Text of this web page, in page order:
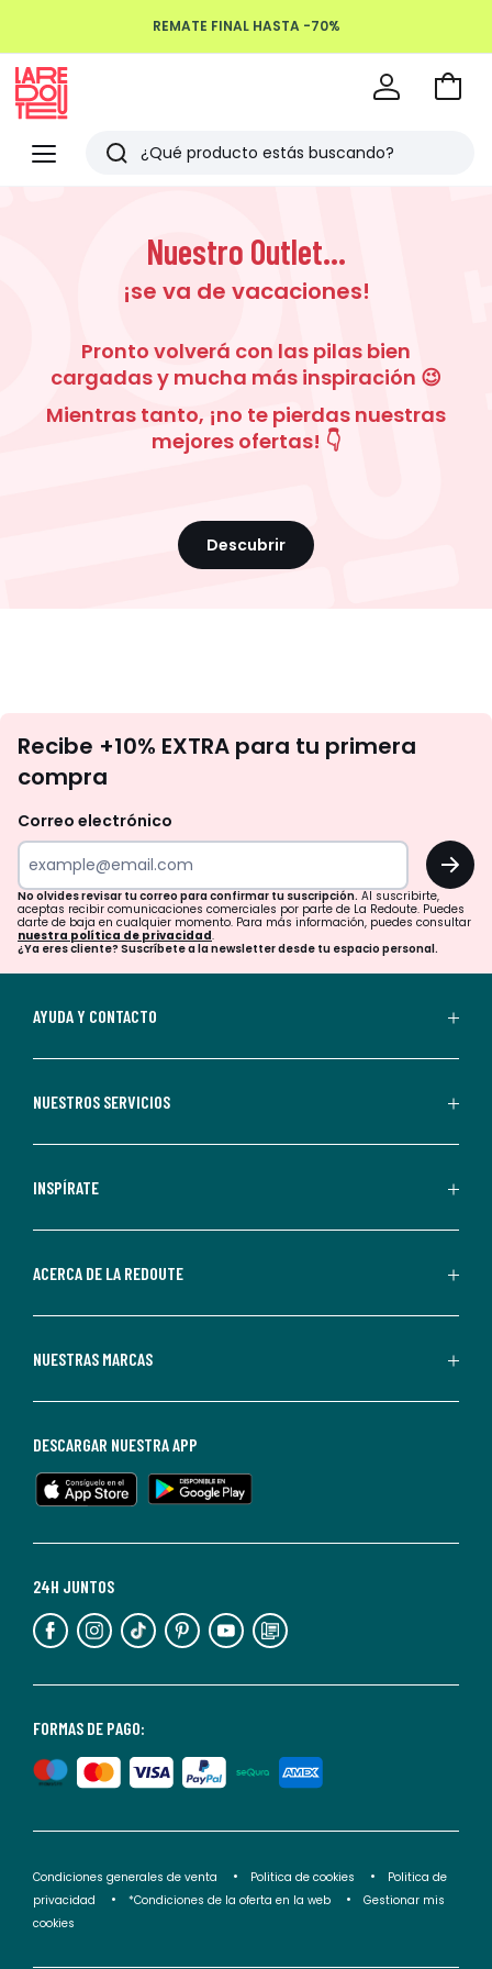
REMATE FINAL HASTA -70%
Menu
Redoute
Buscar
Últimos
vistos
Ir
Nuestro Outlet...
¡se va de vacaciones!
Pronto volverá con las pilas bien
cargadas y mucha más inspiración 😉
Mientras tanto, ¡no te pierdas nuestras
mejores ofertas! 👇
Descubrir
te
tu
para
confirmar
tu
suscripción.
aceptas
comerciales
personalizadas
parte
Redoute.
de
en
cualquier
Para
información,
puedes
de
privacidad</2>.
Recibe +10% EXTRA para tu primera
compra
Correo electrónico
OK
No olvides revisar tu correo para confirmar tu suscripción. Al suscribirte,
aceptas recibir comunicaciones comerciales por parte de La Redoute. Puedes
darte de baja en cualquier momento. Para más información, puedes consultar
nuestra política de privacidad.
¿Ya eres cliente? Suscríbete a la newsletter desde tu espacio personal.
AYUDA Y CONTACTO
NUESTROS SERVICIOS
INSPÍRATE
ACERCA DE LA REDOUTE
NUESTRAS MARCAS
FORMAS DE PAGO:
24H JUNTOS
DESCARGAR NUESTRA APP
Condiciones generales de venta Politica de cookies
Politica de
privacidad
*Condiciones de la oferta en la web
Gestionar mis
cookies